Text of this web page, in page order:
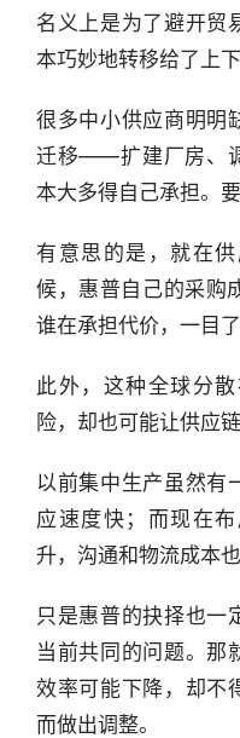
名义上是为了避开贸
本巧妙地转移给了上
很多中小供应商明明
迁移——扩建厂房、
本大多得自己承担。
有意思的是，就在
候，惠普自己的采购
谁在承担代价，一目了
此外，这种全球分
险，却也可能让供应
以前集中生产虽然有
应速度快；而现在
升，沟通和物流成本也
只是惠普的抉择也一
当前共同的问题。那
效率可能下降，却不
而做出调整。